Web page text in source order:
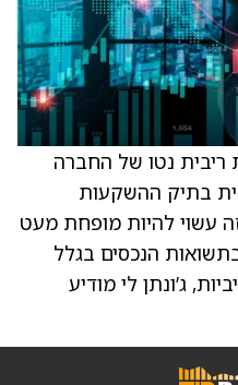
ריבית נטו של החברה
בתיק ההשקעות
עשוי להיות מופחת מעט
הנכסים בגלל
ג’ונתן לי מודיע